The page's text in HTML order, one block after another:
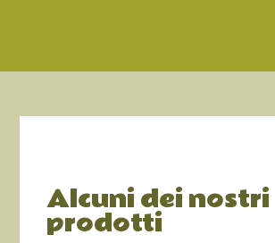
Alcuni dei nostri
prodotti